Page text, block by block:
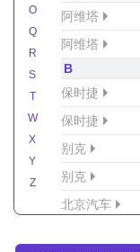
O
Q
R
S
T
W
X
Y
Z
阿维塔
阿维塔
B
保时捷
保时捷
别克
别克
北京汽车